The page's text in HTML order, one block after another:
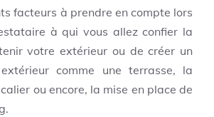
facteurs à prendre en compte lors
à qui vous allez confier la
votre extérieur ou de créer un
comme une terrasse, la
ou encore, la mise en place de